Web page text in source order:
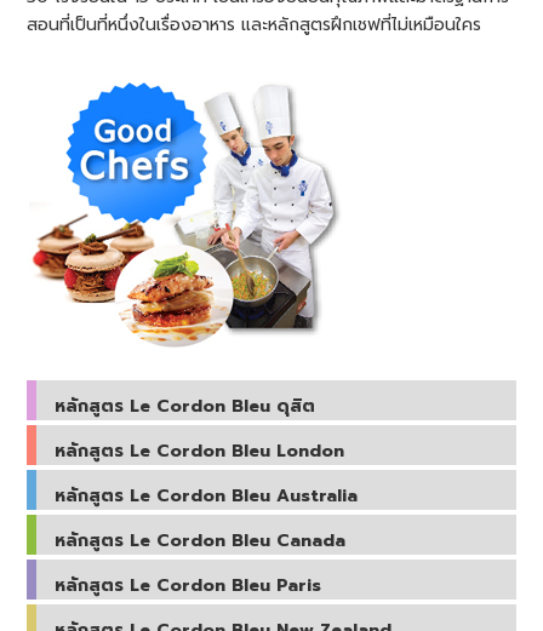
สอนที่เป็นที่หนึ่งในเรื่องอาหาร และหลักสูตรฝึกเชฟที่ไม่เหมือนใคร
หลักสูตร Le Cordon Bleu ดุสิต
หลักสูตร Le Cordon Bleu London
หลักสูตร Le Cordon Bleu Australia
หลักสูตร Le Cordon Bleu Canada
หลักสูตร Le Cordon Bleu Paris